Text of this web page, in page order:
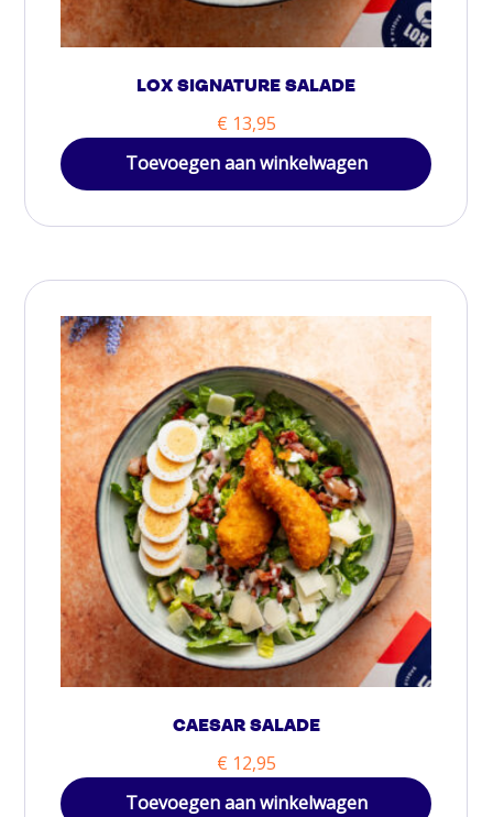
LOX SIGNATURE SALADE
€ 13,95
Toevoegen aan winkelwagen
CAESAR SALADE
€ 12,95
Toevoegen aan winkelwagen